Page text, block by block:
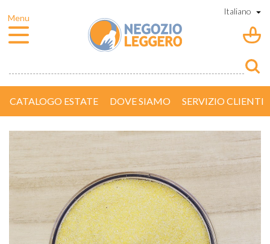
CATALOGO ESTATE DOVE SIAMO SERVIZIO CLIENTI